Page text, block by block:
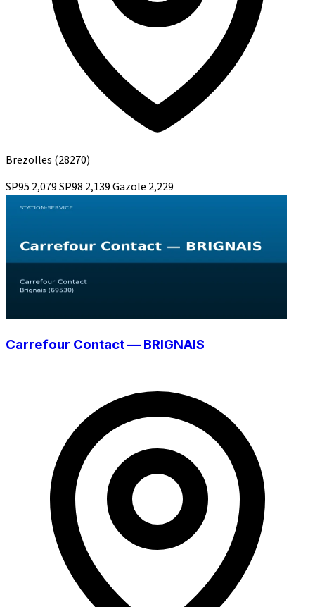
Brezolles (28270)
SP95 2,079SP98 2,139Gazole 2,229
Carrefour Contact — BRIGNAIS